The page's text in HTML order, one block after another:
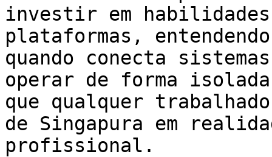
investir em
plataformas,
quando conecta
operar de forma
que qualquer
de Singapura em
profissional.